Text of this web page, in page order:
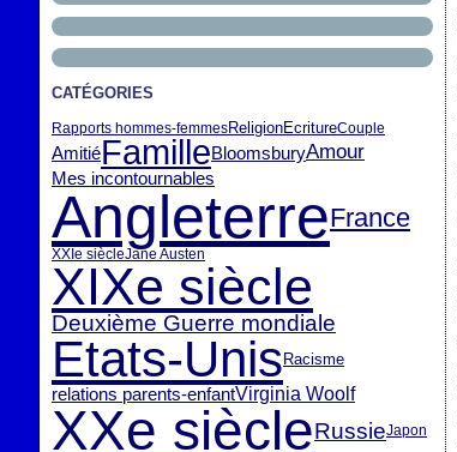
CATÉGORIES
Rapports hommes-femmesReligionEcritureCouple
AmitiéFamilleBloomsburyAmour
Mes incontournables
AngleterreFrance
XXIe siècleJane Austen
XIXe siècle
Deuxième Guerre mondiale
Etats-UnisRacisme
relations parents-enfantVirginia Woolf
XXe siècleRussieJapon